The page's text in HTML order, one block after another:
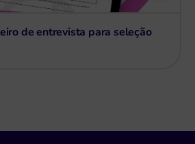
de entrevista para seleção